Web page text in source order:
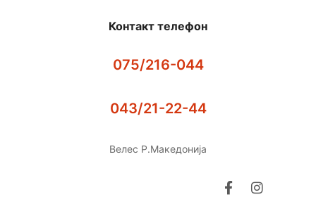
Контакт телефон
075/216-044
043/21-22-44
Велес Р.Македонија